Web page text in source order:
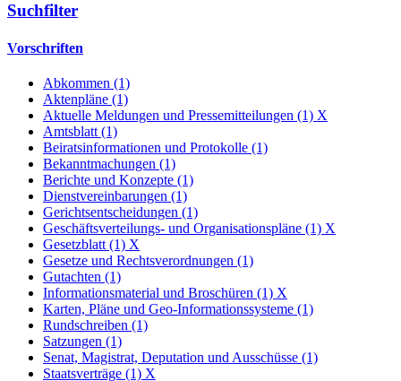
Suchfilter
Vorschriften
Abkommen (1)
Aktenpläne (1)
Aktuelle Meldungen und Pressemitteilungen (1) X
Amtsblatt (1)
Beiratsinformationen und Protokolle (1)
Bekanntmachungen (1)
Berichte und Konzepte (1)
Dienstvereinbarungen (1)
Gerichtsentscheidungen (1)
Geschäftsverteilungs- und Organisationspläne (1) X
Gesetzblatt (1) X
Gesetze und Rechtsverordnungen (1)
Gutachten (1)
Informationsmaterial und Broschüren (1) X
Karten, Pläne und Geo-Informationssysteme (1)
Rundschreiben (1)
Satzungen (1)
Senat, Magistrat, Deputation und Ausschüsse (1)
Staatsverträge (1) X